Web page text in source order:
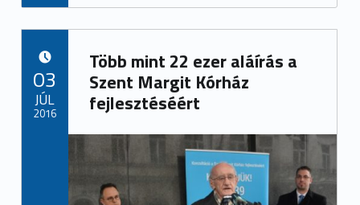
Több mint 22 ezer aláírás a
Szent Margit Kórház
fejlesztéséért
03
JÚL
2016